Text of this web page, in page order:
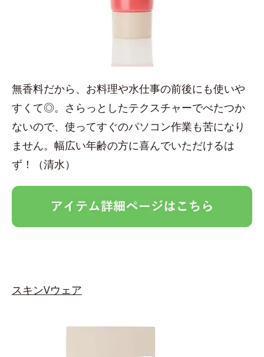
無香料だから、お料理や水仕事の前後にも使いや
すくて◎。さらっとしたテクスチャーでべたつか
ないので、使ってすぐのパソコン作業も苦になり
ません。幅広い年齢の方に喜んでいただけるは
ず！（清水）
スキンVウェア